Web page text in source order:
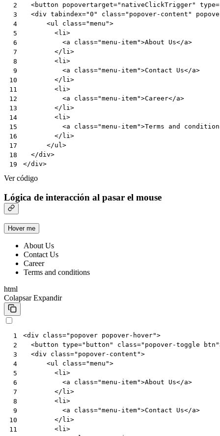
2
3
4
5
6
7
8
9
10
11
12
13
14
15
16
17
18
19
<button popovertarget="nativeClickTrigger" type=
<div tabindex="0" class="popover-content"
<ul class="menu">
<li>
<a class="menu-item">About Us</a>
</ li>
<li>
<a class="menu-item">Contact Us</a>
</ li>
<li>
<a class="menu-item">Career</a>
</ li>
<li>
<a class="menu-item">Terms and
</ li>
</ul>
</div>
</div>
Ver código
Lógica de interacción al pasar el mouse
Hover me
About Us
Contact Us
Career
Terms and conditions
html
Colapsar Expandir
1
2
3
4
5
6
7
8
9
10
11
<div class="popover popover-hover">
<button type="button" class="popover-toggle btn"
<div class="popover-content">
<ul class="menu">
<li>
<a class="menu-item">About Us</a>
</ li>
<li>
<a class="menu-item">Contact Us</a>
</ li>
<li>